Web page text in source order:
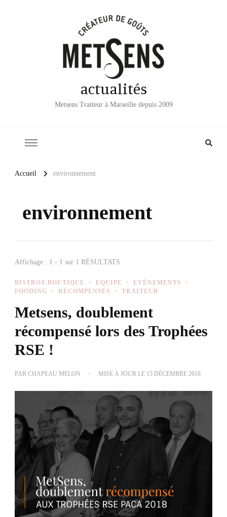
actualités
Metsens Traiteur à Marseille depuis 2009
Accueil environnement
environnement
Affichage : 1 - 1 sur 1 RÉSULTATS
BISTROT-BOUTIQUE EQUIPE
EVÉNEMENTS
FOODING
RÉCOMPENSES TRAITEUR
Metsens, doublement
récompensé lors des Trophées
RSE !
PAR CHAPEAU MELON MISE À JOUR LE 15 DÉCEMBRE 2018